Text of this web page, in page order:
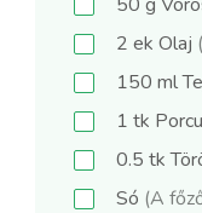
2 ek Olaj
150 ml
1 tk
0.5 tk
Só (A